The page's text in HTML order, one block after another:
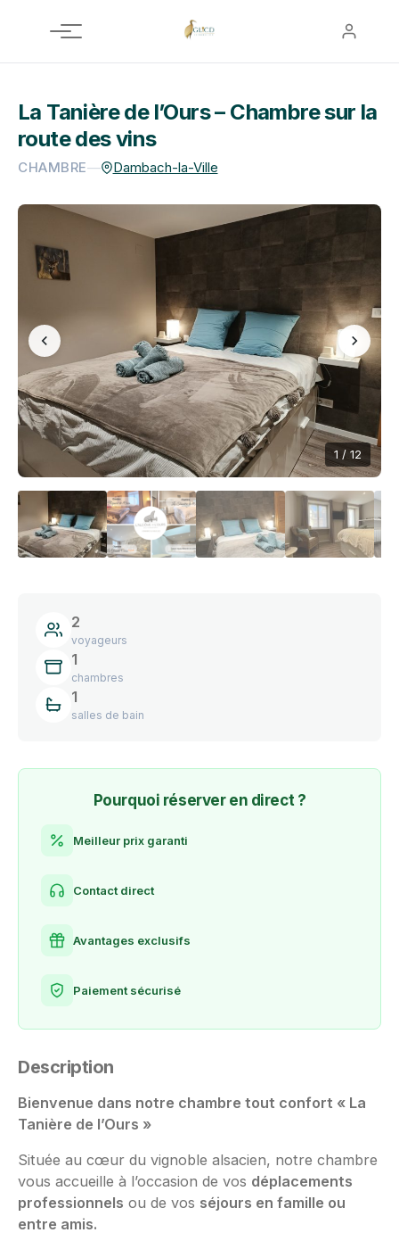
au
La Tanière de l’Ours – Chambre sur la
route des vins
CHAMBRE— Dambach-la-Ville
1 / 12
2
voyageurs
1
chambres
1
salles de bain
Pourquoi réserver en direct ?
Meilleur prix garanti
Contact direct
Avantages exclusifs
Paiement sécurisé
Description
Bienvenue dans notre chambre tout confort « La
Tanière de l’Ours »
Située au cœur du vignoble alsacien, notre chambre
vous accueille à l’occasion de vos déplacements
professionnels ou de vos séjours en famille ou
entre amis.